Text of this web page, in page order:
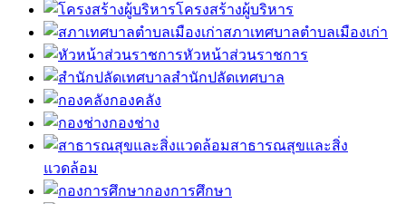
โครงสร้างผู้บริหาร
สภาเทศบาลตำบลเมืองเก่า
หัวหน้าส่วนราชการ
สำนักปลัดเทศบาล
กองคลัง
กองช่าง
สาธารณสุขและสิ่ง
แวดล้อม
กองการศึกษา